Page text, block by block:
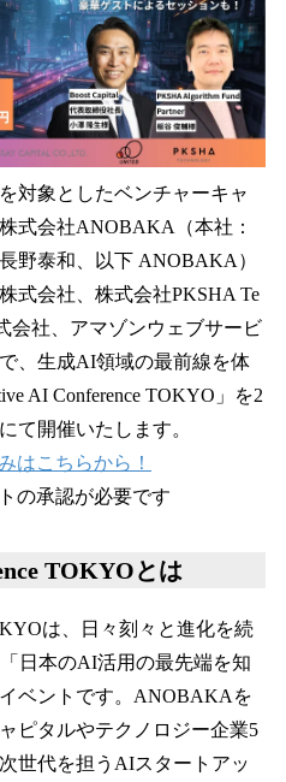
対象としたベンチャーキャ
式会社ANOBAKA（本社：
野泰和、以下 ANOBAKA）
式会社、株式会社PKSHA Te
会社、アマゾンウェブサービ
、生成AI領域の最前線を体
AI Conference TOKYO」を2
て開催いたします。
はこちらから！
の承認が必要です
TOKYOとは
は、日々刻々と進化を続
日本のAI活用の最先端を知
ベントです。ANOBAKAを
ピタルやテクノロジー企業5
世代を担うAIスタートアッ